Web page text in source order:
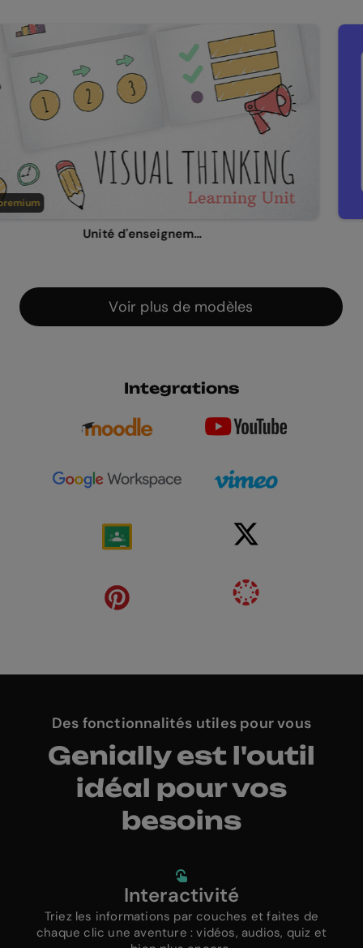
Unité d'enseignement visual thinking
Voir plus de modèles
Integrations
Des fonctionnalités utiles pour vous
Genially est l'outil
idéal pour vos
besoins
Interactivité
Triez les informations par couches et faites de
chaque clic une aventure : vidéos, audios, quiz et